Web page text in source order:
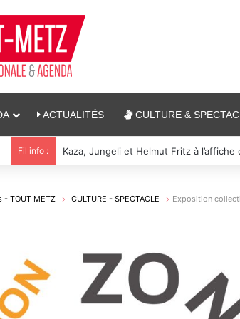
ACTUALITÉS CULTURE &
Fil info : Reconstitution, spectacles et cinéma
- TOUT METZ CULTURE - SPECTACLE Exposition